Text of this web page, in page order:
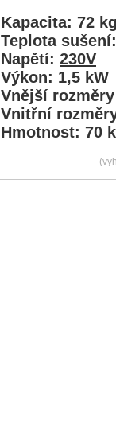
Kapacita: 72 kg
Teplota
Napětí: 230V
Výkon: 1,5 kW
Vnější
Vnitřní
Hmotnost: 70